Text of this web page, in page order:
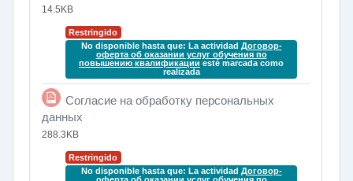
14.5KB
Restringido
No disponible hasta que: La actividad Договор-
оферта об оказании услуг обучения по
повышению квалификации esté marcada como
realizada
Согласие на обработку персональных
данных
288.3KB
Restringido
No disponible hasta que: La actividad Договор-